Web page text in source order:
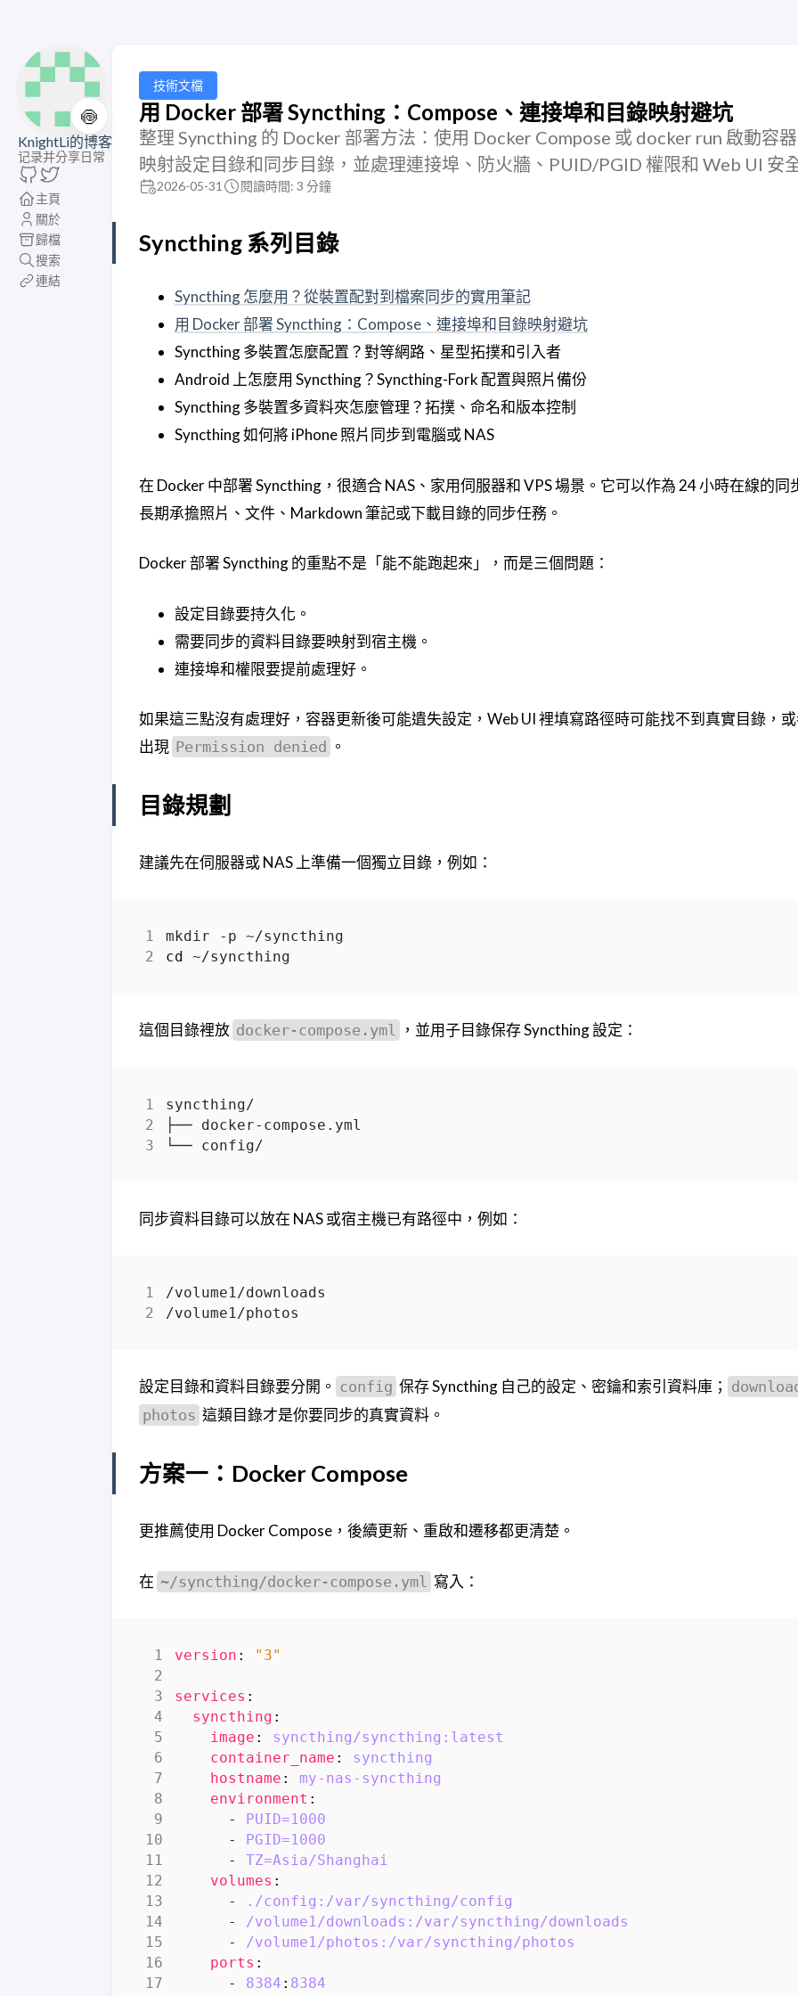
🍥
KnightLi的博客
记录并分享日常
主頁
關於
歸檔
搜索
連結
技術文檔
用 Docker 部署 Syncthing：Compose、連接埠和目錄映射避坑
整理 Syncthing 的 Docker 部署方法：使用 Docker Compose 或 docker run 啟動容
映射設定目錄和同步目錄，並處理連接埠、防火牆、PUID/PGID 權限和 Web UI 安
2026-05-31 閱讀時間: 3 分鐘
Syncthing 系列目錄
Syncthing 怎麼用？從裝置配對到檔案同步的實用筆記
用 Docker 部署 Syncthing：Compose、連接埠和目錄映射避坑
Syncthing 多裝置怎麼配置？對等網路、星型拓撲和引入者
Android 上怎麼用 Syncthing？Syncthing-Fork 配置與照片備份
Syncthing 多裝置多資料夾怎麼管理？拓撲、命名和版本控制
Syncthing 如何將 iPhone 照片同步到電腦或 NAS
在 Docker 中部署 Syncthing，很適合 NAS、家用伺服器和 VPS 場景。它可以作為 24 小時在線的同
長期承擔照片、文件、Markdown 筆記或下載目錄的同步任務。
Docker 部署 Syncthing 的重點不是「能不能跑起來」，而是三個問題：
設定目錄要持久化。
需要同步的資料目錄要映射到宿主機。
連接埠和權限要提前處理好。
如果這三點沒有處理好，容器更新後可能遺失設定，Web UI 裡填寫路徑時可能找不到真實目錄，
出現 Permission denied 。
目錄規劃
建議先在伺服器或 NAS 上準備一個獨立目錄，例如：
cd
這個目錄裡放 docker-compose.yml ，並用子目錄保存 Syncthing 設定：
同步資料目錄可以放在 NAS 或宿主機已有路徑中，例如：
設定目錄和資料目錄要分開。 config 保存 Syncthing 自己的設定、密鑰和索引資料庫；
photos 這類目錄才是你要同步的真實資料。
方案一：Docker Compose
更推薦使用 Docker Compose，後續更新、重啟和遷移都更清楚。
在 ~/syncthing/docker-compose.yml 寫入：
version : "3"
services :
syncthing :
image :
syncthing/syncthing:latest
container_name :
syncthing
hostname :
my-nas-syncthing
environment :
-
PUID=1000
-
PGID=1000
- TZ=Asia/Shanghai
volumes :
-
./config:/var/syncthing/config
- /volume1/downloads:/var/syncthing/downloads
- /volume1/photos:/var/syncthing/photos
ports :
- 8384 : 8384